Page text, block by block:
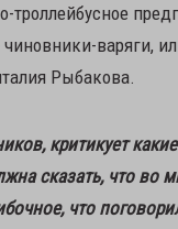
варяги,
Рыбакова.
критикует
сказать, что во
что